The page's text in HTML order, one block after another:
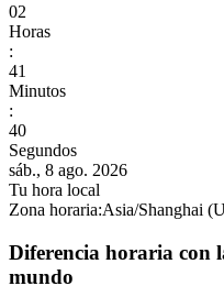
02
Horas
:
41
Minutos
:
42
Segundos
sáb., 8 ago. 2026
Tu hora local
Zona horaria:Asia/Shanghai
Diferencia horaria con
mundo